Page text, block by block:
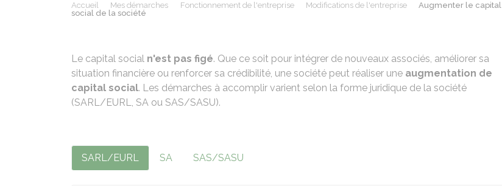
Accueil Mes démarches Fonctionnement de l'entreprise Modifications de l'entreprise
Augmenter le capital
social de la société
Le capital social n'est pas figé. Que ce soit pour intégrer de nouveaux associés, améliorer sa
situation financière ou renforcer sa crédibilité, une société peut réaliser une augmentation de
capital social. Les démarches à accomplir varient selon la forme juridique de la société
(SARL/EURL, SA ou SAS/SASU).
SARL/EURL SA SAS/SASU